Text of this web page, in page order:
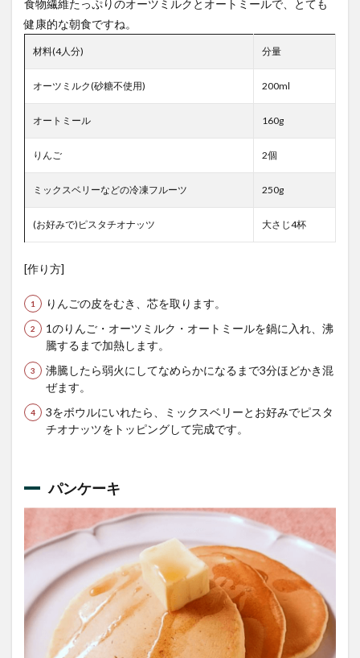
食物繊維たっぷりのオーツミルクとオートミールで、とても
健康的な朝食ですね。
材料(4人分) 分量
オーツミルク(砂糖不使用) 200ml
オートミール 160g
りんご 2個
ミックスベリーなどの冷凍フルーツ 250g
(お好みで)ピスタチオナッツ 大さじ4杯
[作り方]
りんごの皮をむき、芯を取ります。
1のりんご・オーツミルク・オートミールを鍋に入れ、沸
騰するまで加熱します。
沸騰したら弱火にしてなめらかになるまで3分ほどかき混
ぜます。
3をボウルにいれたら、ミックスベリーとお好みでピスタ
チオナッツをトッピングして完成です。
パンケーキ